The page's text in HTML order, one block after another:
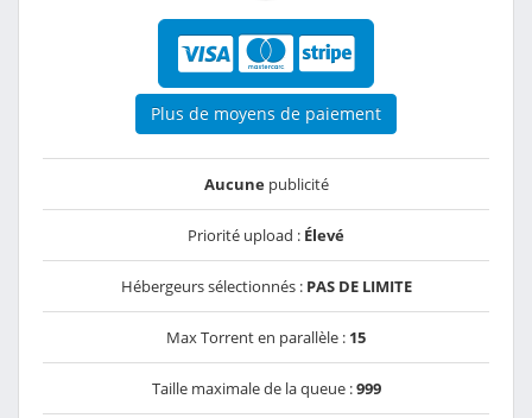
Plus de moyens de paiement
Aucunepublicité
Priorité upload : Élevé
Hébergeurs sélectionnés : PAS DE LIMITE
Max Torrent en parallèle : 15
Taille maximale de la queue :999